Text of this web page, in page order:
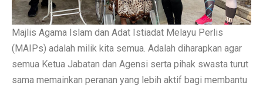
Majlis Agama Islam dan Adat Istiadat Melayu Perlis
(MAIPs) adalah milik kita semua. Adalah diharapkan agar
semua Ketua Jabatan dan Agensi serta pihak swasta turut
sama memainkan peranan yang lebih aktif bagi membantu